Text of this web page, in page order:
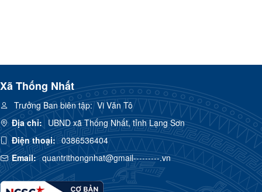
Xã Thống Nhất
Trưởng Ban biên tập:Vi Văn Tô
Địa chỉ: UBND xã Thống Nhất, tỉnh Lạng Sơn
Điện thoại: 0386536404
Email: quantrithongnhat@gmail---------.vn